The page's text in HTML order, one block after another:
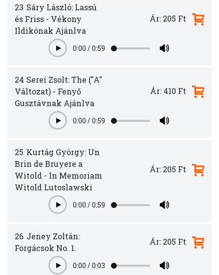
23 Sáry László: Lassú
és Friss - Vékony
Ildikónak Ajánlva
Play0:00 /0:59
Ár: 205 Ft
24 Serei Zsolt: The ("A"
Változat) - Fenyő
Gusztávnak Ajánlva
Play0:00 /0:59
Ár: 410 Ft
25 Kurtág György: Un
Brin de Bruyere a
Witold - In Memoriam
Witold Lutoslawski
Play0:00 /0:59
Ár: 205 Ft
26 Jeney Zoltán:
Forgácsok No. 1.
Play0:00 /0:03
Ár: 205 Ft